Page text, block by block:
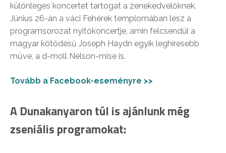
különleges koncertet tartogat a zenekedvelőknek.
Június 26-án a váci Fehérek templomában lesz a
programsorozat nyitókoncertje, amin felcsendül a
magyar kötődésű Joseph Haydn egyik leghíresebb
műve, a d-moll Nelson-mise is.
Tovább a Facebook-eseményre >>
A Dunakanyaron túl is ajánlunk még
zseniális programokat: